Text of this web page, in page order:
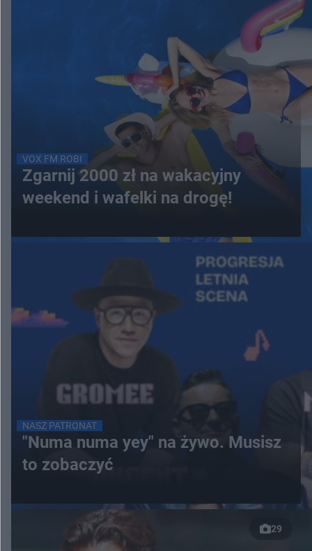
VOX FM ROBI
Zgarnij 2000 zł na wakacyjny
weekend i wafelki na drogę!
NASZ PATRONAT
"Numa numa yey" na żywo. Musisz
to zobaczyć
29